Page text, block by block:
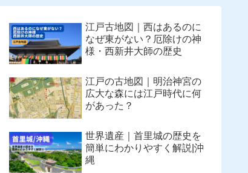
江戸古地図｜西はあるのに
なぜ東がない？厄除けの神
様・西新井大師の歴史
江戸の古地図｜明治神宮の
広大な森には江戸時代に何
があった？
世界遺産｜首里城の歴史を
簡単にわかりやすく解説|沖
縄